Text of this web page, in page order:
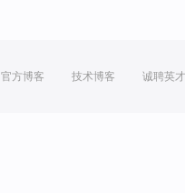
官方博客 技术博客 诚聘英才